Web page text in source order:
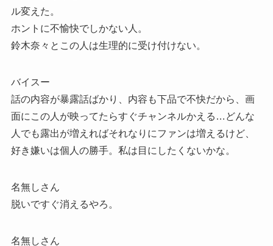
ル変えた。
ホントに不愉快でしかない人。
鈴木奈々とこの人は生理的に受け付けない。
バイスー
話の内容が暴露話ばかり、内容も下品で不快だから、画
面にこの人が映ってたらすぐチャンネルかえる…どんな
人でも露出が増えればそれなりにファンは増えるけど、
好き嫌いは個人の勝手。私は目にしたくないかな。
名無しさん
脱いですぐ消えるやろ。
名無しさん